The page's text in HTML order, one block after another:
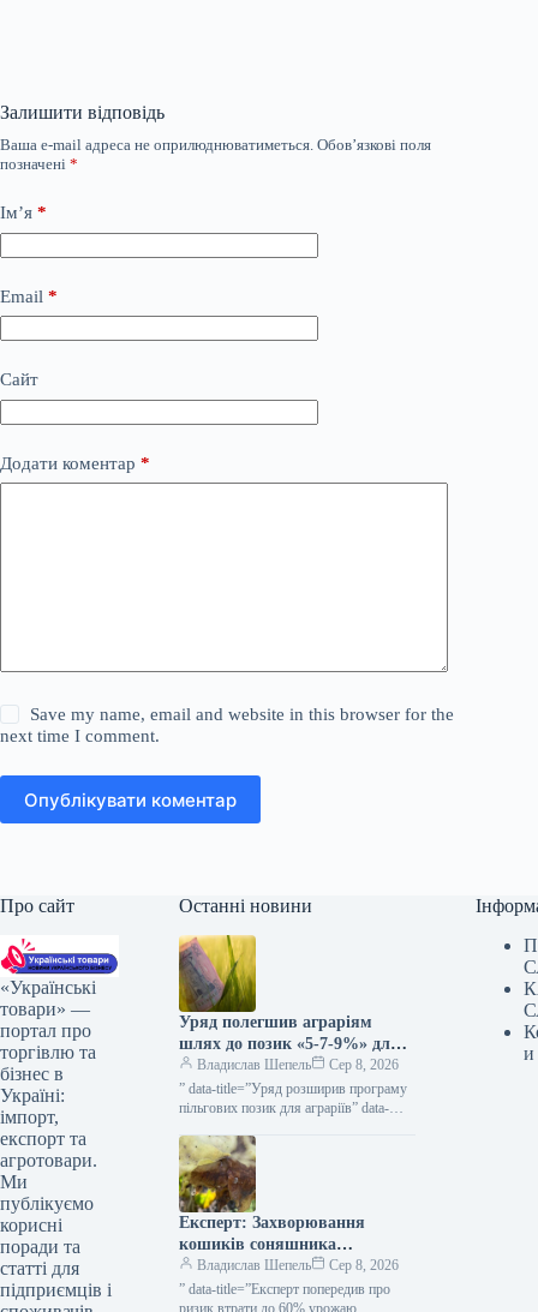
Залишити відповідь
Ваша e-mail адреса не оприлюднюватиметься. Обов’язкові поля
позначені *
Ім’я *
Email *
Сайт
Додати коментар *
Save my name, email and website in this browser for the
next time I comment.
Опублікувати коментар
Про сайт
«Українські
товари» —
портал про
торгівлю та
бізнес в
Україні:
імпорт,
експорт та
агротовари.
Ми
публікуємо
корисні
поради та
статті для
підприємців і
Останні новини
Уряд полегшив аграріям
шлях до позик «5-7-9%» для
весняних посівних робіт та
виробничих завдань —
КУРКУЛЬ
Владислав Шепель
Сер 8, 2026
” data-title=”Уряд розширив програму
пільгових позик для аграріїв” data-
uryad-rozshiriv-programu-dostupnih-
kreditiv-dlya-fermeriv”> Уряд
розширив програму пільгових позик
для аграріїв 8 серпня 2026 53…
Експерт: Захворювання
кошиків соняшника
загрожують втратою до 60%
врожаю — KURKUL
Владислав Шепель
Сер 8, 2026
” data-title=”Експерт попередив про
ризик втрати до 60% урожаю
и